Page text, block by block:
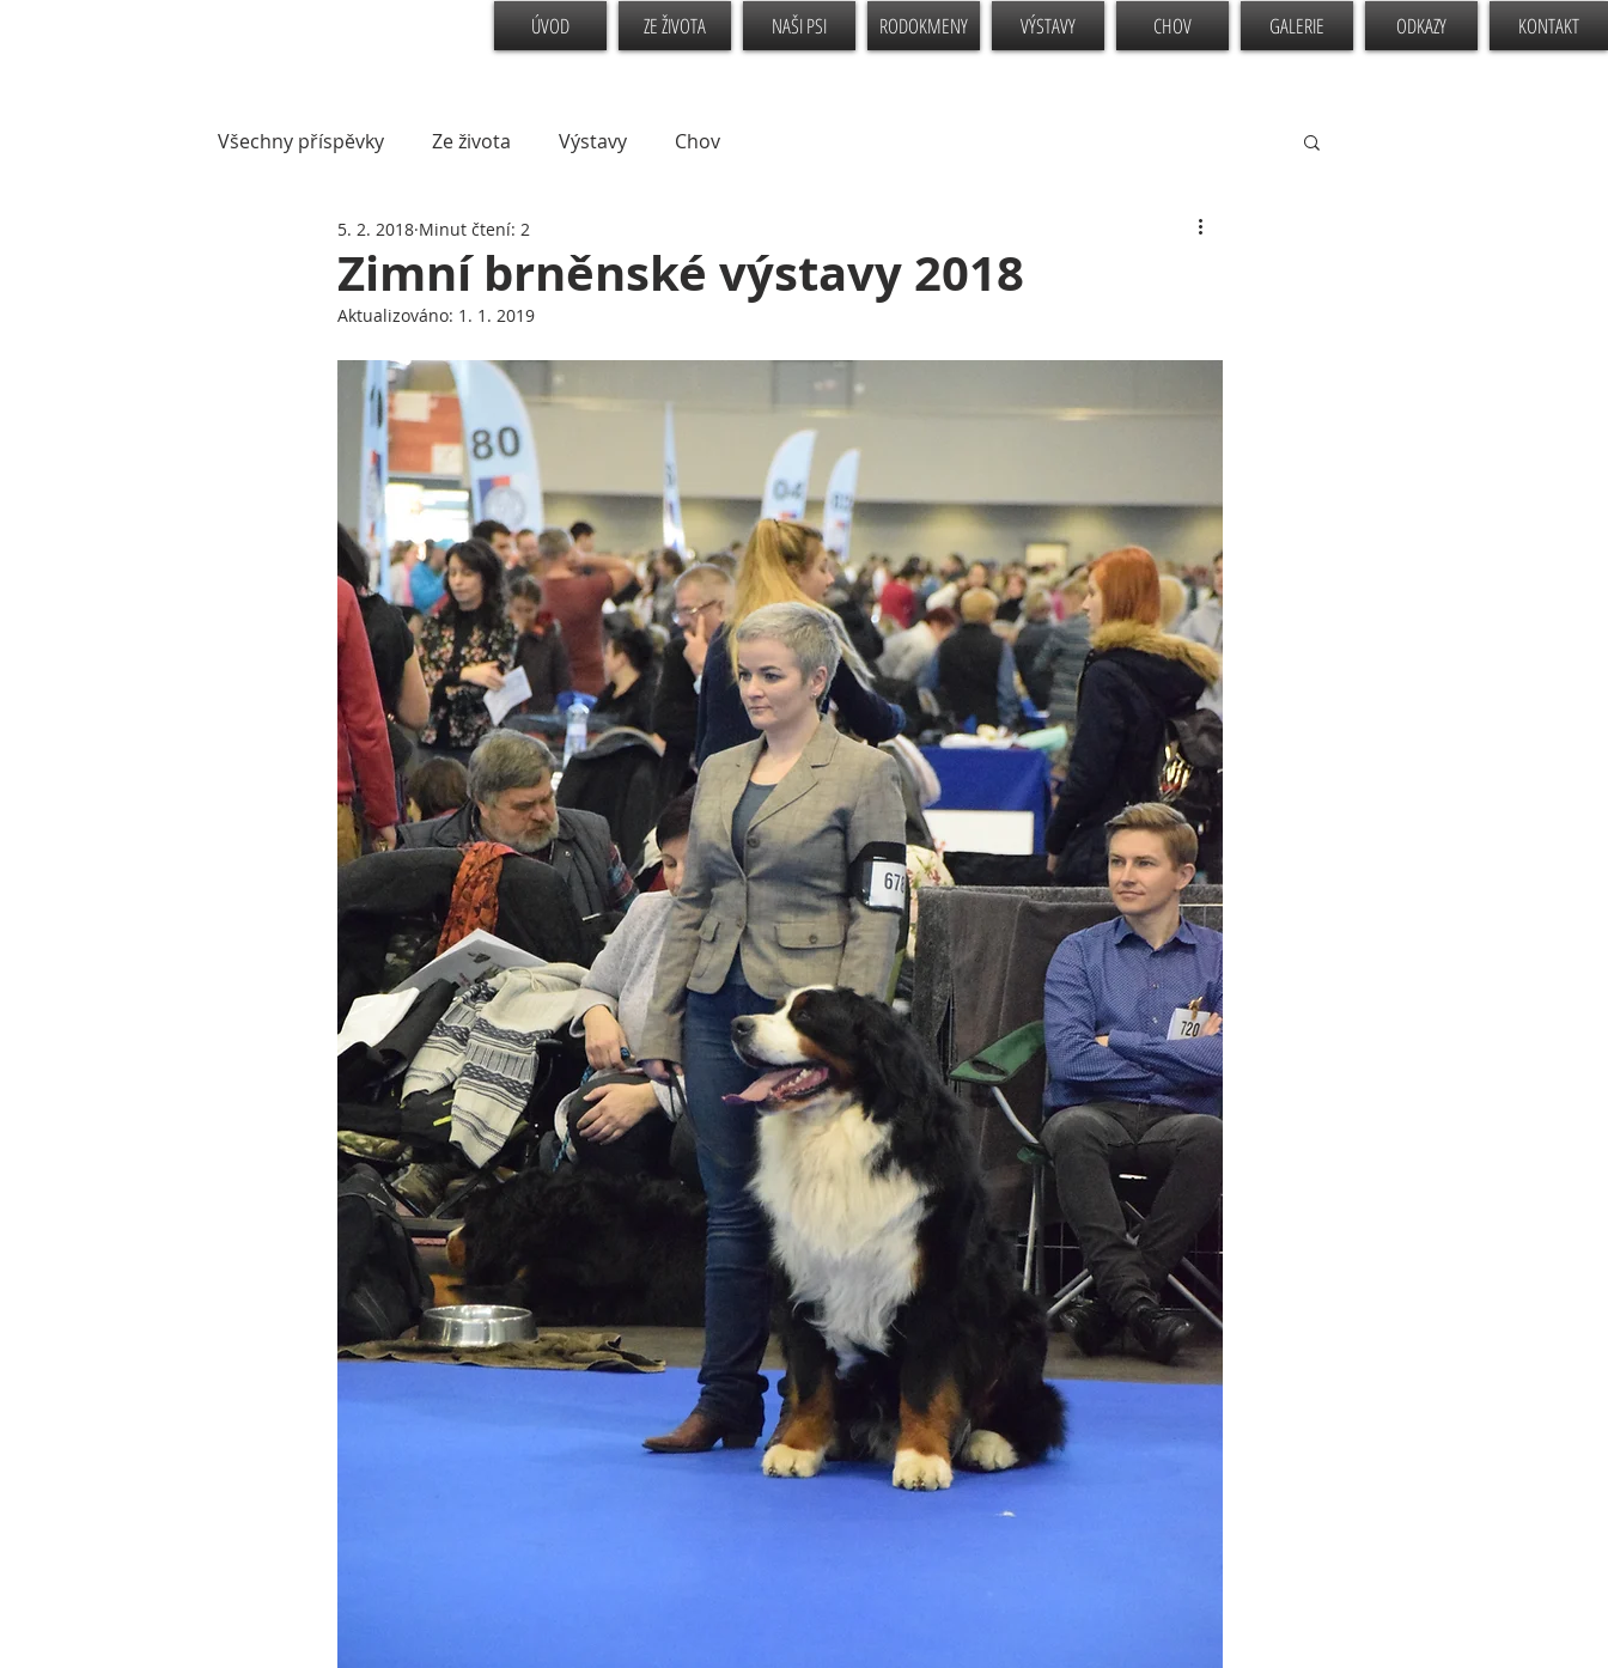
ÚVOD ZE ŽIVOTA NAŠI PSI RODOKMENY VÝSTAVY CHOV GALERIE ODKAZY KONTAKT
Všechny příspěvky Ze života Výstavy Chov
Zimní brněnské výstavy 2018
5. 2. 2018 Minut čtení: 2
Aktualizováno: 1. 1. 2019